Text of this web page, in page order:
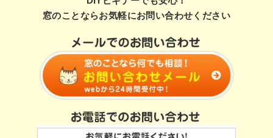
窓のことならお気軽にお問い合わせください